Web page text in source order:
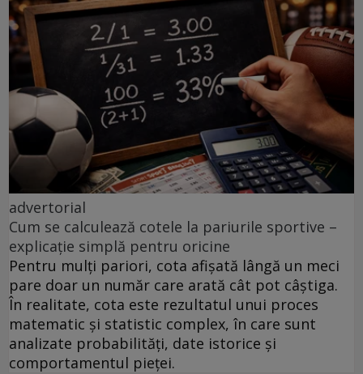
advertorial
Cum se calculează cotele la pariurile sportive –
explicație simplă pentru oricine
Pentru mulți pariori, cota afișată lângă un meci
pare doar un număr care arată cât pot câștiga.
În realitate, cota este rezultatul unui proces
matematic și statistic complex, în care sunt
analizate probabilități, date istorice și
comportamentul pieței.